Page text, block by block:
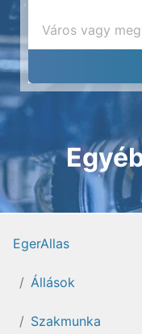
EgerAllas
Állások
Szakmunka